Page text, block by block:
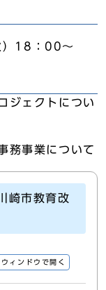
18：00～
ジェクトについ
務事業について
市教育改
ウィンドウで開く